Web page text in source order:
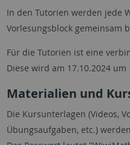
In den Tutorien werden jede
Vorlesungsblock gemeinsam
Für die Tutorien ist eine
Diese wird am 17.10.2024
Materialien und
Die Kursunterlagen (Videos,
Übungsaufgaben, etc.)